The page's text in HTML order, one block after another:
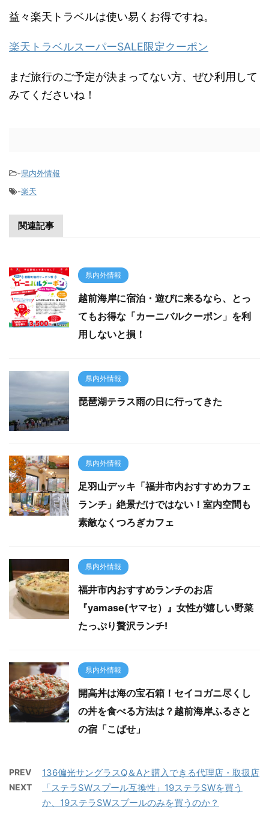
益々楽天トラベルは使い易くお得ですね。
楽天トラベルスーパーSALE限定クーポン
まだ旅行のご予定が決まってない方、ぜひ利用して
みてくださいね！
-県内外情報
-楽天
関連記事
県内外情報
越前海岸に宿泊・遊びに来るなら、とっ
てもお得な「カーニバルクーポン」を利
用しないと損！
県内外情報
琵琶湖テラス雨の日に行ってきた
県内外情報
足羽山デッキ「福井市内おすすめカフェ
ランチ」絶景だけではない！室内空間も
素敵なくつろぎカフェ
県内外情報
福井市内おすすめランチのお店
『yamase(ヤマセ）』女性が嬉しい野菜
たっぷり贅沢ランチ!
県内外情報
開高丼は海の宝石箱！セイコガニ尽くし
の丼を食べる方法は？越前海岸ふるさと
の宿「こばせ」
PREV 136偏光サングラスQ＆Aと購入できる代理店・取扱店
NEXT
「ステラSWスプール互換性」19ステラSWを買う
か、19ステラSWスプールのみを買うのか？